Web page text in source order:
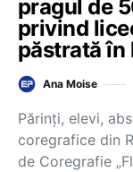
pragul de
privind
păstrată în
Ana Moise
Părinți, elevi,
coregrafice din
de Coregrafie